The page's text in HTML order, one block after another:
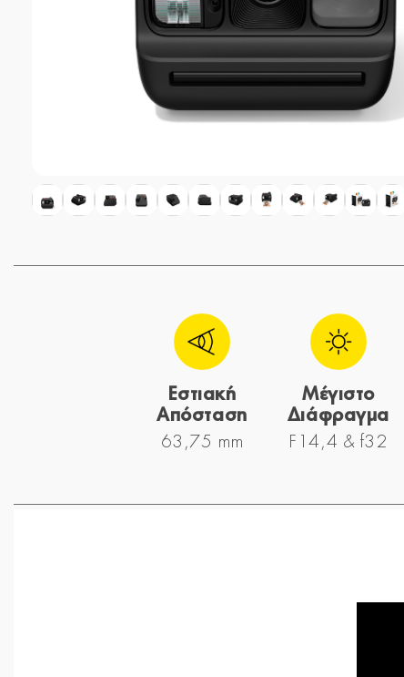
Εστιακή
Απόσταση
63,75 mm
Μέγιστο
Διάφραγμα
F14,4 & f32